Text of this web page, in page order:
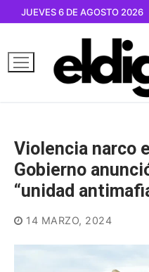
contenido
JUEVES 6 DE AGOSTO 2026
Violencia narco
Gobierno
“unidad
14 MARZO, 2024